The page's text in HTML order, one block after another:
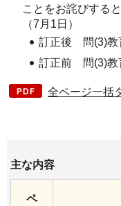
ことをお詫びする
（7月1日）
訂正後 問(3)教
訂正前 問(3)教
全ページ一括
主な内容
ペ